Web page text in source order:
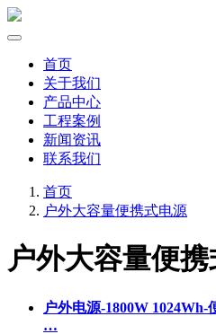
首页
关于我们
产品中心
工程案例
新闻资讯
联系我们
首页
户外大容量便携式电源
户外大容量便
户外电源-1800W
…